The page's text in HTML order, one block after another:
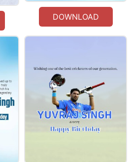
DOWNLOAD